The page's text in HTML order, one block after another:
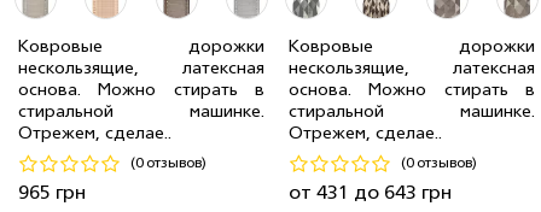
Ковровые дорожки
нескользящие, латексная
основа. Можно стирать в
стиральной машинке.
Отрежем, сделае..
(0 отзывов)
965 грн
2.00 м 6 мп
1 286 грн/мп
1.50 м
2 мп 965 грн/мп
Код 20484
Ковровые дорожки
нескользящие, латексная
основа. Можно стирать в
стиральной машинке.
Отрежем, сделае..
(0 отзывов)
от 431 до 643 грн
0.67 м 6 мп
431 грн/мп
1.00 м
2 мп 643 грн/мп
Код 24746
Купить